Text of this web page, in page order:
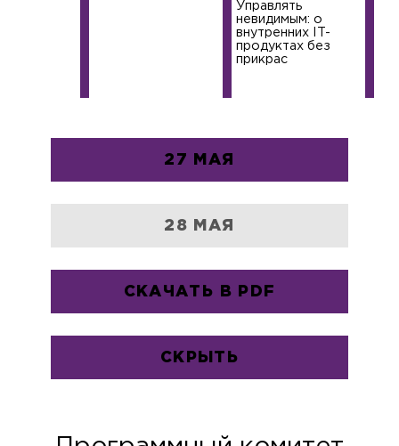
Управлять
невидимым: о
внутренних IT-
продуктах без
прикрас
27 МАЯ
28 МАЯ
СКАЧАТЬ В PDF
СКРЫТЬ